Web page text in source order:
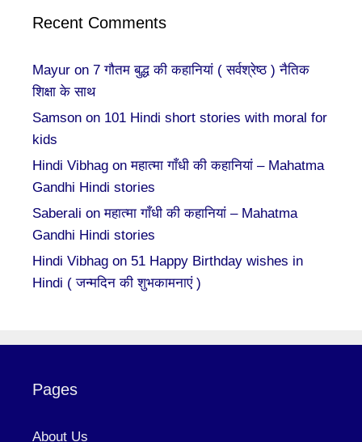
Recent Comments
Mayur on 7 गौतम बुद्ध की कहानियां ( सर्वश्रेष्ठ ) नैतिक
शिक्षा के साथ
Samson on 101 Hindi short stories with moral for
kids
Hindi Vibhag onमहात्मा गाँधी की कहानियां – Mahatma
Gandhi Hindi stories
Saberali onमहात्मा गाँधी की कहानियां – Mahatma
Gandhi Hindi stories
Hindi Vibhag on 51 Happy Birthday wishes in
Hindi ( जन्मदिन की शुभकामनाएं )
Pages
About Us